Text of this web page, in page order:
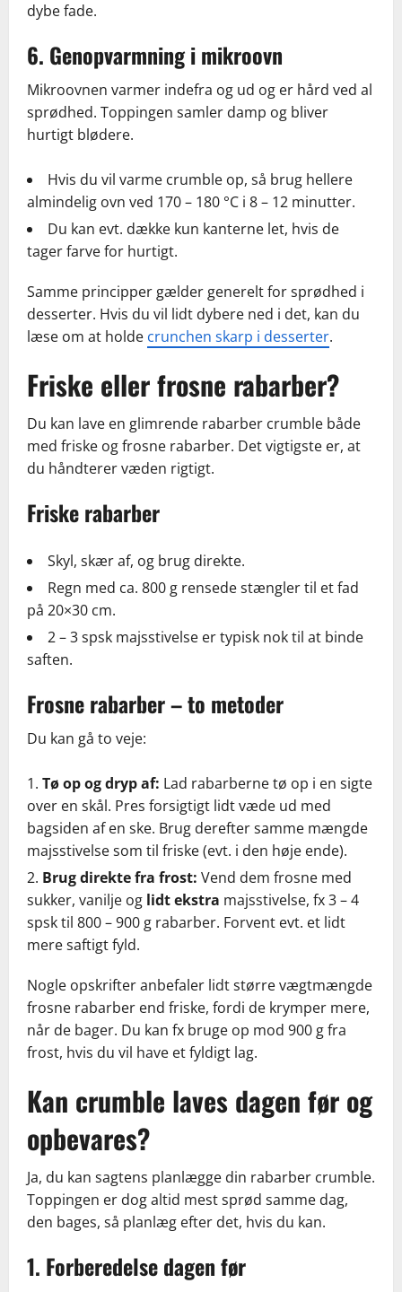
dybe fade.
6. Genopvarmning i mikroovn
Mikroovnen varmer indefra og ud og er hård ved al
sprødhed. Toppingen samler damp og bliver
hurtigt blødere.
Hvis du vil varme crumble op, så brug hellere
almindelig ovn ved 170 – 180 °C i 8 – 12 minutter.
Du kan evt. dække kun kanterne let, hvis de
tager farve for hurtigt.
Samme principper gælder generelt for sprødhed i
desserter. Hvis du vil lidt dybere ned i det, kan du
læse om at holde crunchen skarp i desserter.
Friske eller frosne rabarber?
Du kan lave en glimrende rabarber crumble både
med friske og frosne rabarber. Det vigtigste er, at
du håndterer væden rigtigt.
Friske rabarber
Skyl, skær af, og brug direkte.
Regn med ca. 800 g rensede stængler til et fad
på 20×30 cm.
2 – 3 spsk majsstivelse er typisk nok til at binde
saften.
Frosne rabarber – to metoder
Du kan gå to veje:
Tø op og dryp af: Lad rabarberne tø op i en sigte
over en skål. Pres forsigtigt lidt væde ud med
bagsiden af en ske. Brug derefter samme mængde
majsstivelse som til friske (evt. i den høje ende).
Brug direkte fra frost: Vend dem frosne med
sukker, vanilje og lidt ekstra majsstivelse, fx 3 – 4
spsk til 800 – 900 g rabarber. Forvent evt. et lidt
mere saftigt fyld.
Nogle opskrifter anbefaler lidt større vægtmængde
frosne rabarber end friske, fordi de krymper mere,
når de bager. Du kan fx bruge op mod 900 g fra
frost, hvis du vil have et fyldigt lag.
Kan crumble laves dagen før og
opbevares?
Ja, du kan sagtens planlægge din rabarber crumble.
Toppingen er dog altid mest sprød samme dag,
den bages, så planlæg efter det, hvis du kan.
1. Forberedelse dagen før